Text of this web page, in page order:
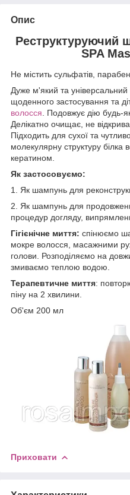
Опис
Реструктуруючий
SPA
Не містить сульфатів,
Дуже м'який та
щоденного застосування та
волосся. Подовжує дію будь-
Делікатно очищає, не
Підходить для сухої та
молекулярну структуру білка
кератином.
Як застосовуємо:
1. Як шампунь для
2. Як шампунь для
процедур догляду,
Гігієнічне миття: спінюємо
мокре волосся, масажними
голови. Розподіляємо на
змиваємо теплою водою.
Терапевтичне миття:
піну на 2 хвилини.
Об'єм 200 мл
Приховати